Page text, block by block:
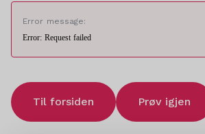
Error message:
Error: Request failed
Til forsiden Prøv igjen